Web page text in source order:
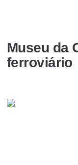
Museu da
ferroviário